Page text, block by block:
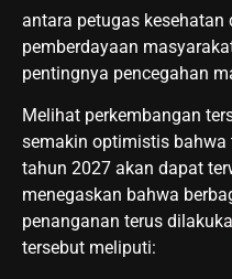
antara petugas kesehatan
pemberdayaan
pentingnya pencegahan
Melihat perkembangan
semakin optimistis
tahun 2027 akan dapat
menegaskan bahwa
penanganan terus
tersebut meliputi: